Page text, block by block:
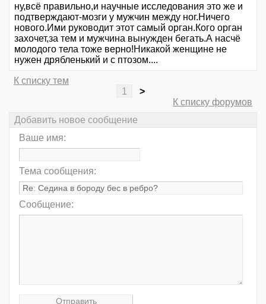
ну,всё правильно,и научные исследования это же и
подтверждают-мозги у мужчин между ног.Ничего
нового.Ими руководит этот самый орган.Кого орган
захочет,за тем и мужчина вынужден бегать.А насчё
молодого тела тоже верно!Никакой женщине не
нужен дрябленький и с птозом....
К списку тем
1
>
К списку форумов
Добавить новое сообщение
Ваше имя:
Тема сообщения:
Сообщение: